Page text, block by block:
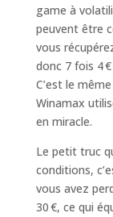
game à
peuvent être
vous
donc 7 fois 4
C’est le
Winamax
en miracle.
Le petit truc
conditions,
vous avez
30 €, ce qui